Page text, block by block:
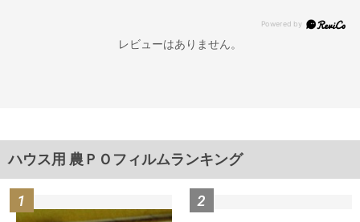
レビューはありません。
ハウス用 農ＰＯフィルムランキング